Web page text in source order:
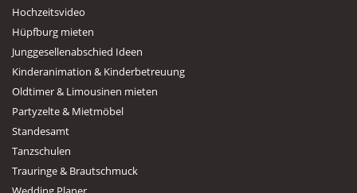
Hochzeitsvideo
Hüpfburg mieten
Junggesellenabschied Ideen
Kinderanimation & Kinderbetreuung
Oldtimer & Limousinen mieten
Partyzelte & Mietmöbel
Standesamt
Tanzschulen
Trauringe & Brautschmuck